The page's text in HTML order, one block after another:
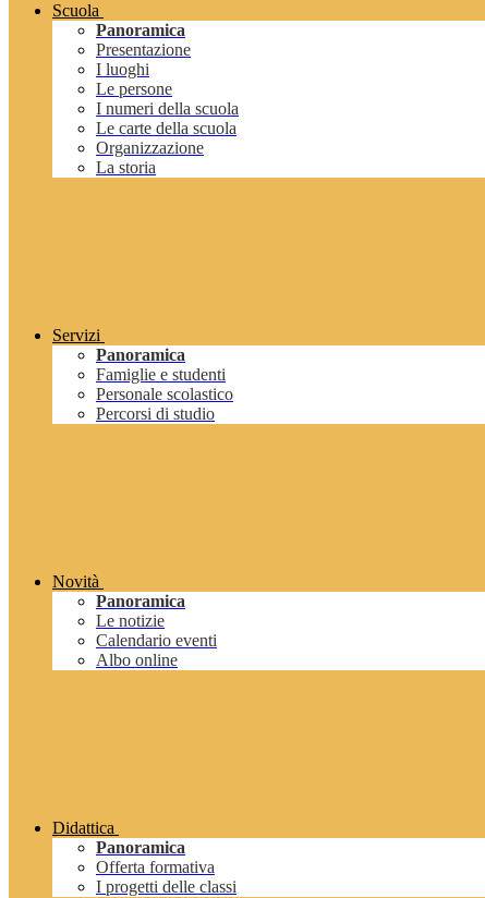
Scuola
Panoramica
Presentazione
I luoghi
Le persone
I numeri della scuola
Le carte della scuola
Organizzazione
La storia
Servizi
Panoramica
Famiglie e studenti
Personale scolastico
Percorsi di studio
Novità
Panoramica
Le notizie
Calendario eventi
Albo online
Didattica
Panoramica
Offerta formativa
I progetti delle classi